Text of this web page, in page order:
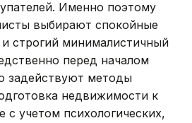
Именно поэтому
выбирают спокойные
строгий минималистичный
перед началом
задействуют методы
недвижимости к
с учетом психологических,